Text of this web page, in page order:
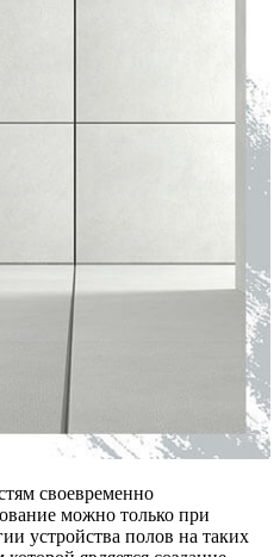
своевременно
можно только при
устройства полов на таких